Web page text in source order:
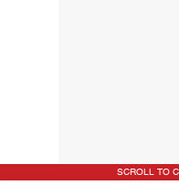
SCROLL TO